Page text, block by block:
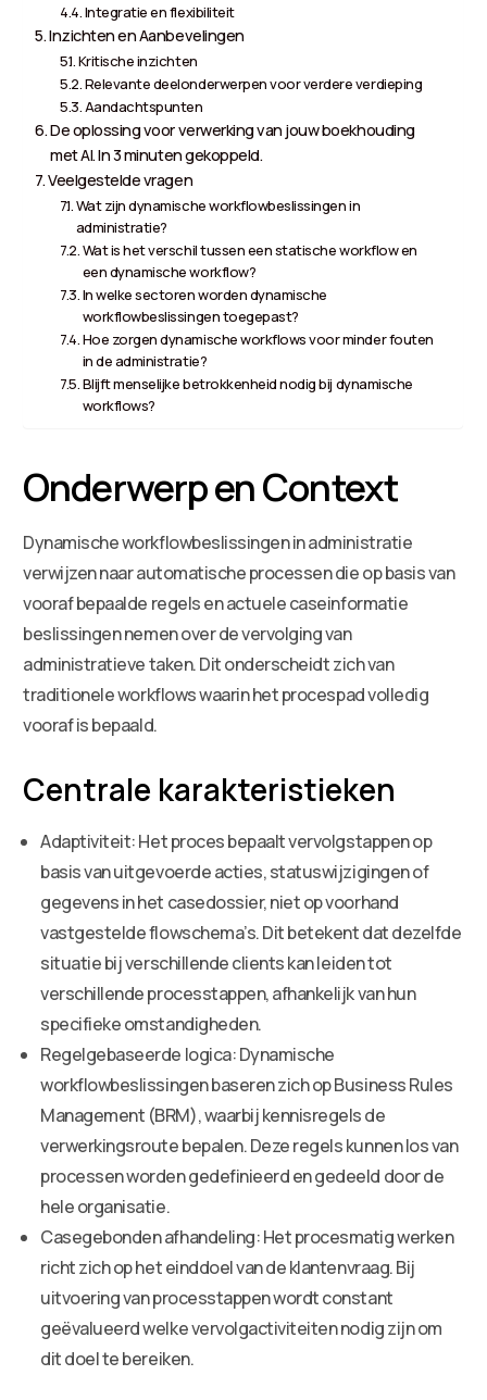
Integratie en flexibiliteit
Inzichten en Aanbevelingen
Kritische inzichten
Relevante deelonderwerpen voor verdere verdieping
Aandachtspunten
De oplossing voor verwerking van jouw boekhouding
met AI. In 3 minuten gekoppeld.
Veelgestelde vragen
Wat zijn dynamische workflowbeslissingen in
administratie?
Wat is het verschil tussen een statische workflow en
een dynamische workflow?
In welke sectoren worden dynamische
workflowbeslissingen toegepast?
Hoe zorgen dynamische workflows voor minder fouten
in de administratie?
Blijft menselijke betrokkenheid nodig bij dynamische
workflows?
Onderwerp en Context
Dynamische workflowbeslissingen in administratie
verwijzen naar automatische processen die op basis van
vooraf bepaalde regels en actuele caseinformatie
beslissingen nemen over de vervolging van
administratieve taken. Dit onderscheidt zich van
traditionele workflows waarin het procespad volledig
vooraf is bepaald.
Centrale karakteristieken
Adaptiviteit: Het proces bepaalt vervolgstappen op
basis van uitgevoerde acties, statuswijzigingen of
gegevens in het casedossier, niet op voorhand
vastgestelde flowschema’s. Dit betekent dat dezelfde
situatie bij verschillende clients kan leiden tot
verschillende processtappen, afhankelijk van hun
specifieke omstandigheden.
Regelgebaseerde logica: Dynamische
workflowbeslissingen baseren zich op Business Rules
Management (BRM), waarbij kennisregels de
verwerkingsroute bepalen. Deze regels kunnen los van
processen worden gedefinieerd en gedeeld door de
hele organisatie.
Casegebonden afhandeling: Het procesmatig werken
richt zich op het einddoel van de klantenvraag. Bij
uitvoering van processtappen wordt constant
geëvalueerd welke vervolgactiviteiten nodig zijn om
dit doel te bereiken.